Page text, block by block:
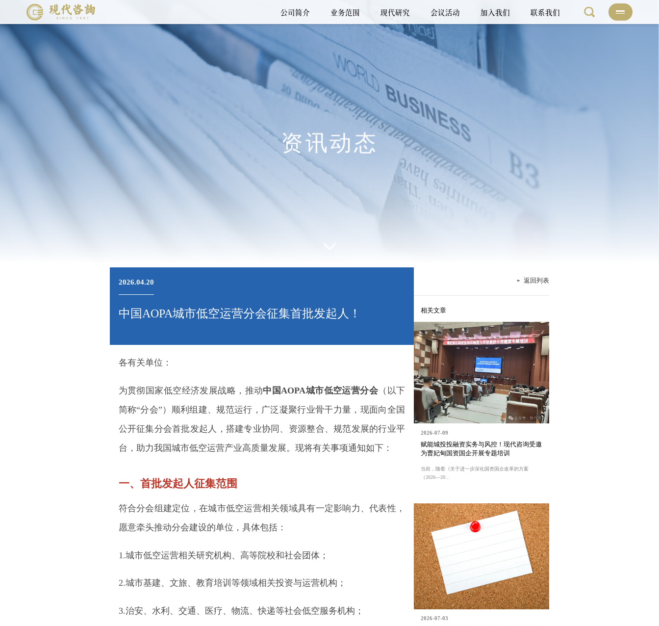
公司简介 业务范围 现代研究 会议活动 加入我们 联系我们
资讯动态
2026.04.20
中国AOPA城市低空运营分会征集首批发起人！
各有关单位：
为贯彻国家低空经济发展战略，推动中国AOPA城市低空运营分会（以下
简称“分会”）顺利组建、规范运行，广泛凝聚行业骨干力量，现面向全国
公开征集分会首批发起人，搭建专业协同、资源整合、规范发展的行业平
台，助力我国城市低空运营产业高质量发展。现将有关事项通知如下：
一、首批发起人征集范围
符合分会组建定位，在城市低空运营相关领域具有一定影响力、代表性，
愿意牵头推动分会建设的单位，具体包括：
1.城市低空运营相关研究机构、高等院校和社会团体；
2.城市基建、文旅、教育培训等领域相关投资与运营机构；
3.治安、水利、交通、医疗、物流、快递等社会低空服务机构；
返回列表
相关文章
2026-07-09
赋能城投投融资实务与风控！现代咨询受邀
为曹妃甸国资国企开展专题培训
当前，随着《关于进一步深化国资国企改革的方案
（2026—20...
2026-07-03